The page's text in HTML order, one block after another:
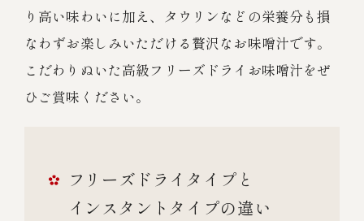
り高い味わいに加え、タウリンなどの栄養分も損
なわずお楽しみいただける贅沢なお味噌汁です。
こだわりぬいた高級フリーズドライお味噌汁をぜ
ひご賞味ください。
フリーズドライタイプと
インスタントタイプの違い